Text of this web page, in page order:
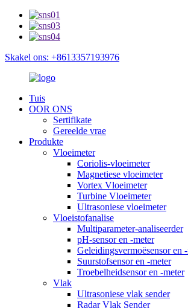
Skakel ons: +8613357193976
Tuis
OOR ONS
Sertifikate
Gereelde vrae
Produkte
Vloeimeter
Coriolis-vloeimeter
Magnetiese vloeimeter
Vortex Vloeimeter
Turbine Vloeimeter
Ultrasoniese vloeimeter
Vloeistofanalise
Multiparameter-analiseerder
pH-sensor en -meter
Geleidingsvermoësensor en
Suurstofsensor en -meter
Troebelheidsensor en -meter
Vlak
Ultrasoniese vlak sender
Radar Vlak Sender